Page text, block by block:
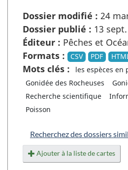
Dossier modifié : 24
Dossier publié : 13
Éditeur : Pêches et
Formats :
CSV PDF
Mots clés : les espèces en
Gonidée des Rocheuses
Recherche scientifique
Poisson
Recherchez des dossiers
Ajouter à la liste de cartes